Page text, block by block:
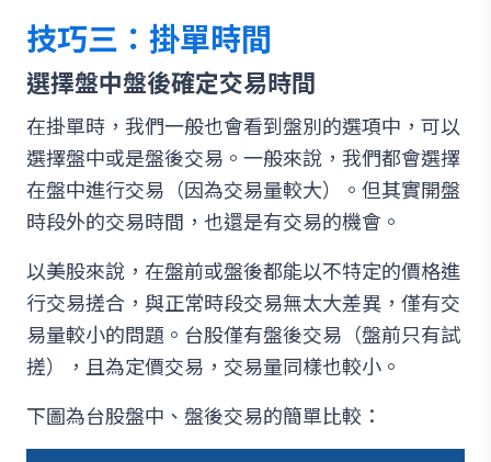
技巧三：掛單時間
選擇盤中盤後確定交易時間
在掛單時，我們一般也會看到盤別的選項中，可以
選擇盤中或是盤後交易。一般來說，我們都會選擇
在盤中進行交易（因為交易量較大）。但其實開盤
時段外的交易時間，也還是有交易的機會。
以美股來說，在盤前或盤後都能以不特定的價格進
行交易搓合，與正常時段交易無太大差異，僅有交
易量較小的問題。台股僅有盤後交易（盤前只有試
搓），且為定價交易，交易量同樣也較小。
下圖為台股盤中、盤後交易的簡單比較：